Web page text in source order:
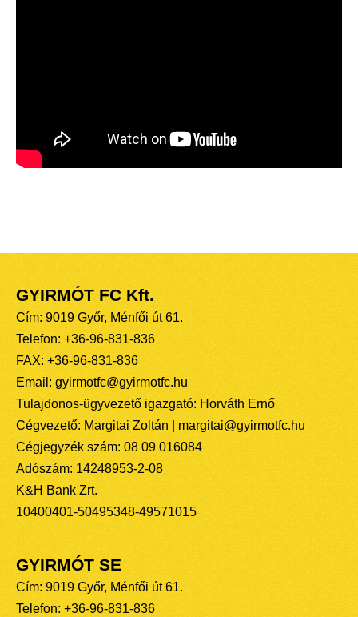
GYIRMÓT FC Kft.
Cím: 9019 Győr, Ménfői út 61.
Telefon: +36-96-831-836
FAX: +36-96-831-836
Email: gyirmotfc@gyirmotfc.hu
Tulajdonos-ügyvezető igazgató: Horváth Ernő
Cégvezető: Margitai Zoltán | margitai@gyirmotfc.hu
Cégjegyzék szám: 08 09 016084
Adószám: 14248953-2-08
K&H Bank Zrt.
10400401-50495348-49571015
GYIRMÓT SE
Cím: 9019 Győr, Ménfői út 61.
Telefon: +36-96-831-836